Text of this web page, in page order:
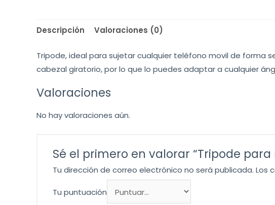
Descripción Valoraciones (0)
Tripode, ideal para sujetar cualquier teléfono movil de forma
cabezal giratorio, por lo que lo puedes adaptar a cualquier
Valoraciones
No hay valoraciones aún.
Sé el primero en valorar “Tripode para
Tu dirección de correo electrónico no será publicada. Los
Tu puntuación